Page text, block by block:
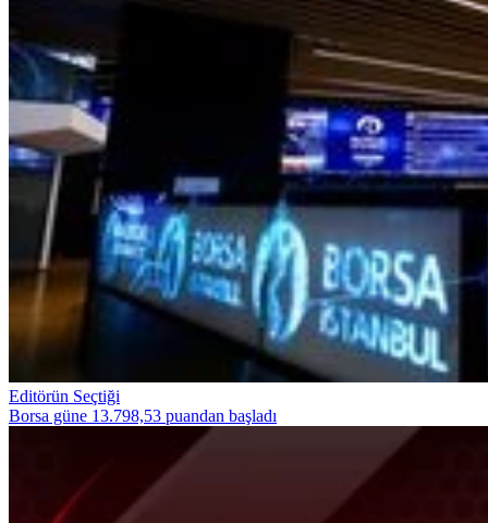
Editörün Seçtiği
Borsa güne 13.798,53 puandan başladı